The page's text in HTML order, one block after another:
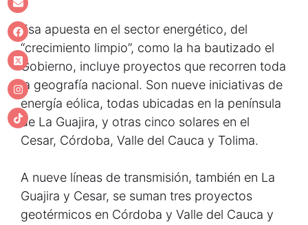
Esa apuesta en el sector energético, del
“crecimiento limpio”, como la ha bautizado el
Gobierno, incluye proyectos que recorren toda
la geografía nacional. Son nueve iniciativas de
energía eólica, todas ubicadas en la península
de La Guajira, y otras cinco solares en el
Cesar, Córdoba, Valle del Cauca y Tolima.
A nueve líneas de transmisión, también en La
Guajira y Cesar, se suman tres proyectos
geotérmicos en Córdoba y Valle del Cauca y